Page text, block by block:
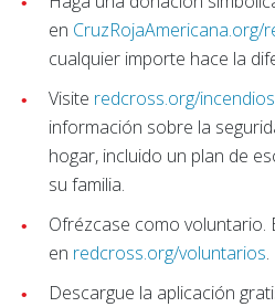
en CruzRojaAmericana.org/
cualquier importe hace la
Visite redcross.org/incendios
información sobre la
hogar, incluido un plan de
su familia.
Ofrézcase como
en redcross.org/voluntarios.
Descargue la aplicación